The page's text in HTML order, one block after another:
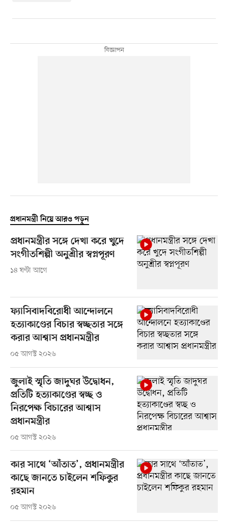
প্রধানমন্ত্রী নিয়ে আরও পড়ুন
প্রধানমন্ত্রীর সঙ্গে দেখা করে খুদে
সংগীতশিল্পী অনুশ্রীর স্বপ্নপূরণ
১৪ ঘণ্টা আগে
ফ্যাসিবাদবিরোধী আন্দোলনে
হত্যাকাণ্ডের বিচার স্বচ্ছতার সঙ্গে
করার আশ্বাস প্রধানমন্ত্রীর
০৫ আগস্ট ২০২৬
জুলাই স্মৃতি জাদুঘর উদ্বোধন,
প্রতিটি হত্যাকাণ্ডের স্বচ্ছ ও
নিরপেক্ষ বিচারের আশ্বাস
প্রধানমন্ত্রীর
০৫ আগস্ট ২০২৬
কার সাথে ‘আঁতাত’, প্রধানমন্ত্রীর
কাছে জানতে চাইলেন শফিকুর
রহমান
০৫ আগস্ট ২০২৬